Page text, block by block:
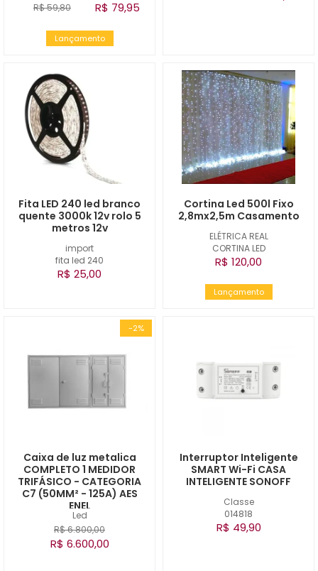
R$ 59,80 R$ 79,95
Lançamento
import
fita led 240
Fita LED 240 led branco
quente 3000k 12v rolo 5
metros 12v
R$ 25,00
ELÉTRICA REAL
CORTINA LED
Cortina Led 500l Fixo
2,8mx2,5m Casamento
R$ 120,00
Lançamento
-2%
Led
Caixa de luz metalica
COMPLETO 1 MEDIDOR
TRIFÁSICO - CATEGORIA
C7 (50MM² - 125A) AES
ENEL
R$ 6.800,00
R$ 6.600,00
Classe
014818
Interruptor Inteligente
SMART Wi-Fi CASA
INTELIGENTE SONOFF
R$ 49,90